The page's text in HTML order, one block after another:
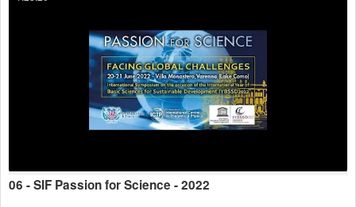
06 - SIF Passion for Science - 2022